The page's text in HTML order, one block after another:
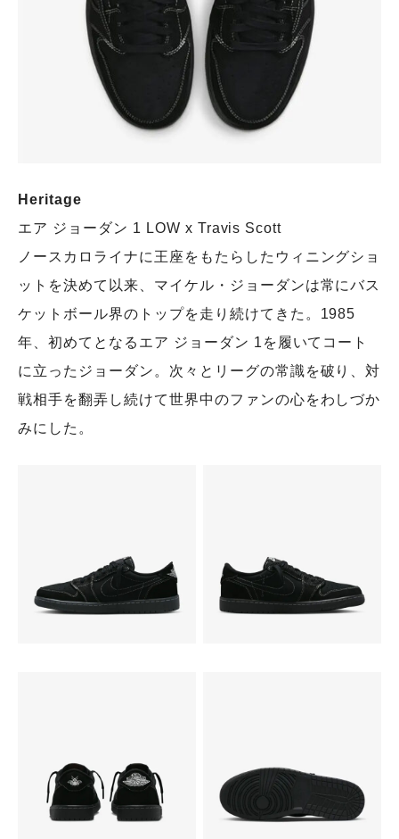
Heritage
エア ジョーダン 1 LOW x Travis Scott
ノースカロライナに王座をもたらしたウィニングショ
ットを決めて以来、マイケル・ジョーダンは常にバス
ケットボール界のトップを走り続けてきた。1985
年、初めてとなるエア ジョーダン 1を履いてコート
に立ったジョーダン。次々とリーグの常識を破り、対
戦相手を翻弄し続けて世界中のファンの心をわしづか
みにした。